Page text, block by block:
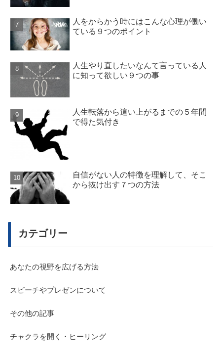
人をからかう時にはこんな心理が働い
ている９つのポイント
人生やり直したいなんて言っている人
に知って欲しい９つの事
人生転落から這い上がるまでの５年間
で得た気付き
自信がない人の特徴を理解して、そこ
から抜け出す７つの方法
カテゴリー
あなたの視野を広げる方法
スピーチやプレゼンについて
その他の記事
チャクラを開く・ヒーリング